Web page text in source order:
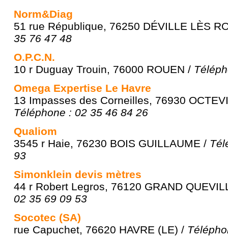
Norm&Diag
51 rue République, 76250 DÉVILLE LÈS
35 76 47 48
O.P.C.N.
10 r Duguay Trouin, 76000 ROUEN /
Omega Expertise Le Havre
13 Impasses des Corneilles, 76930
Téléphone : 02 35 46 84 26
Qualiom
3545 r Haie, 76230 BOIS GUILLAUME /
93
Simonklein devis mètres
44 r Robert Legros, 76120 GRAND
02 35 69 09 53
Socotec (SA)
rue Capuchet, 76620 HAVRE (LE) /